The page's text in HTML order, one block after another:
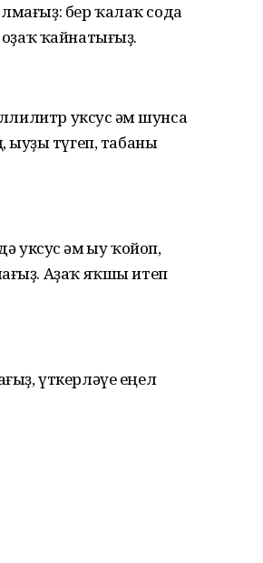
бер ҡалаҡ сода
оҙаҡ ҡайнатығыҙ.
уксус һәм шунса
һыуҙы түгеп, табаны
һәм һыу ҡойоп,
Аҙаҡ яҡшы итеп
үткерләүе еңел